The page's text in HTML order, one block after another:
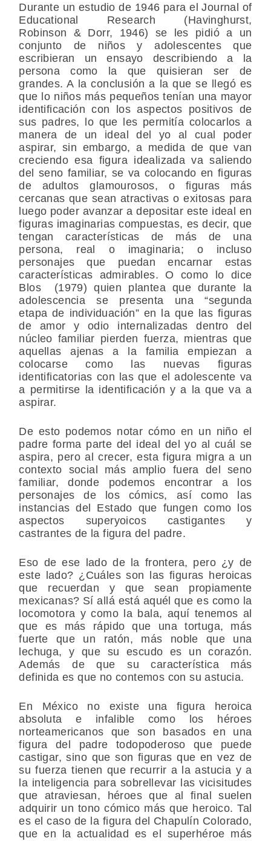
Durante un estudio de 1946 para el Journal of
Educational Research (Havinghurst,
Robinson & Dorr, 1946) se les pidió a un
conjunto de niños y adolescentes que
escribieran un ensayo describiendo a la
persona como la que quisieran ser de
grandes. A la conclusión a la que se llegó es
que lo niños más pequeños tenían una mayor
identificación con los aspectos positivos de
sus padres, lo que les permitía colocarlos a
manera de un ideal del yo al cual poder
aspirar, sin embargo, a medida de que van
creciendo esa figura idealizada va saliendo
del seno familiar, se va colocando en figuras
de adultos glamourosos, o figuras más
cercanas que sean atractivas o exitosas para
luego poder avanzar a depositar este ideal en
figuras imaginarias compuestas, es decir, que
tengan características de más de una
persona, real o imaginaria; o incluso
personajes que puedan encarnar estas
características admirables. O como lo dice
Blos (1979)quien
plantea que durante la
adolescencia se presenta una “segunda
etapa de individuación” en la que las figuras
de amor y odio internalizadas dentro del
núcleo familiar pierden fuerza, mientras que
aquellas ajenas a la familia empiezan a
colocarse como las nuevas figuras
identificatorias con las que el adolescente va
a permitirse la identificación y a la que va a
aspirar.
De esto podemos notar cómo en un niño el
padre forma parte del ideal del yo al cuál se
aspira, pero al crecer, esta figura migra a un
contexto social más amplio fuera del seno
familiar, donde podemos encontrar a los
personajes de los cómics, así como las
instancias del Estado que fungen como los
aspectos superyoicos castigantes y
castrantes de la figura del padre.
Eso de ese lado de la frontera, pero ¿y de
este lado? ¿Cuáles son las figuras heroicas
que recuerdan y que sean propiamente
mexicanas? Sí allá está aquél que es como la
locomotora y como la bala, aquí tenemos al
que es más rápido que una tortuga, más
fuerte que un ratón, más noble que una
lechuga, y que su escudo es un corazón.
Además de que su característica más
definida es que no contemos con su astucia.
En México no existe una figura heroica
absoluta e infalible como los héroes
norteamericanos que son basados en una
figura del padre todopoderoso que puede
castigar, sino que son figuras que en vez de
su fuerza tienen que recurrir a la astucia y a
la inteligencia para sobrellevar las vicisitudes
que atraviesan, héroes que al final suelen
adquirir un tono cómico más que heroico. Tal
es el caso de la figura del Chapulín Colorado,
que en la actualidad es el superhéroe más